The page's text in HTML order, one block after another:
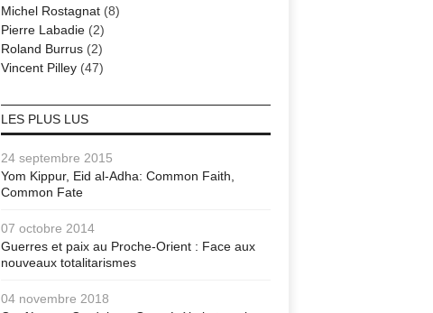
Michel Rostagnat(8)
Pierre Labadie(2)
Roland Burrus(2)
Vincent Pilley(47)
LES PLUS LUS
24 septembre 2015
Yom Kippur, Eid al-Adha: Common Faith,
Common Fate
07 octobre 2014
Guerres et paix au Proche-Orient : Face aux
nouveaux totalitarismes
04 novembre 2018